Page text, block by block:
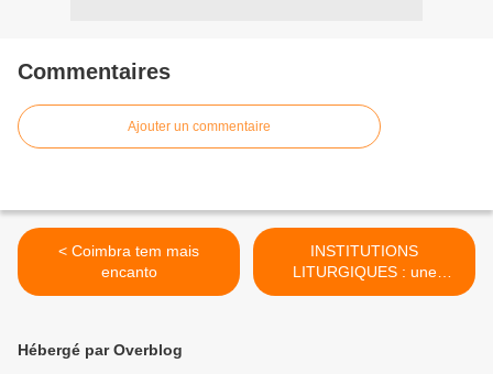
Commentaires
Ajouter un commentaire
< Coimbra tem mais
encanto
INSTITUTIONS
LITURGIQUES : une
révolution dans la marche
Hébergé par Overblog